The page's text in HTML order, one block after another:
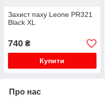
Захист паху Leone PR321
Black XL
740 ₴
Купити
Про нас